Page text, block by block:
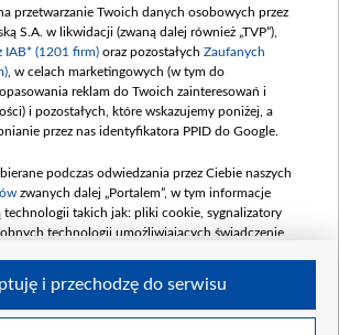
48 862 000,00 PLN
umowy: GRUDZIEŃ 2025
grudzień 60,548 mln)
900 000 000,00 PLN
umowy: LUTY 2026 (wpłata
180 mln, 7 maja 180 mln, 8
90 mln)
250 000 000,00 PLN
250 mln
przetwarzanie Twoich danych osobowych przez
S.A. w likwidacji (zwaną dalej również „TVP”),
IAB* (1201 firm) oraz pozostałych Zaufanych
, w celach marketingowych (w tym do
reklam do Twoich zainteresowań i
i pozostałych, które wskazujemy poniżej, a
przez nas identyfikatora PPID do Google.
podczas odwiedzania przez Ciebie naszych
zwanych dalej „Portalem”, w tym informacje
technologii takich jak: pliki cookie, sygnalizatory
technologii umożliwiających świadczenie
i przechodzę do serwisu